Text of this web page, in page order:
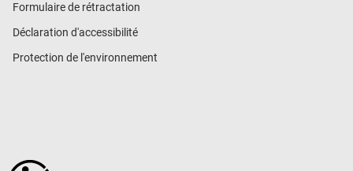
Formulaire de rétractation
Déclaration d'accessibilité
Protection de l'environnement